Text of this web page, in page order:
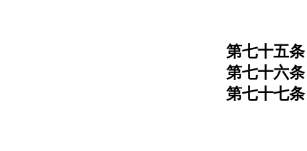
第七十五
第七十六
第七十七